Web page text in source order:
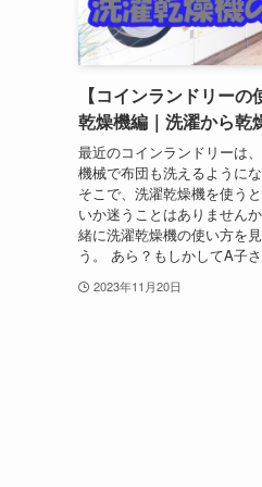
【コインランドリー
乾燥機編｜洗濯から乾
最近のコインランドリーは
機械で布団も洗えるように
そこで、洗濯乾燥機を使う
いか迷うことはありません
緒に洗濯乾燥機の使い方を
う。 あら？もしかしてA子
2023年11月20日